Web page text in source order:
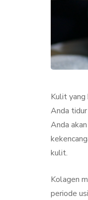
Kulit yang
Anda
Anda
kulit.
Kolagen
periode